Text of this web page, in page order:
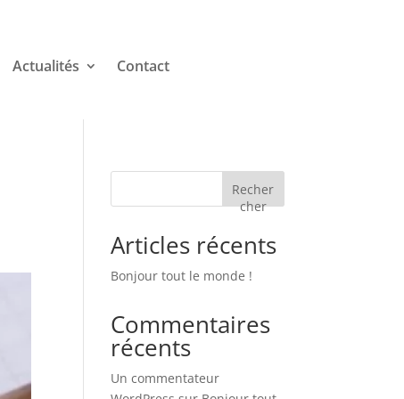
Actualités Contact
Recher
cher
Articles récents
Bonjour tout le monde !
Commentaires
récents
Un commentateur